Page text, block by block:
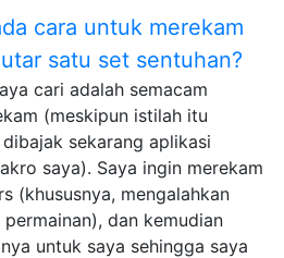
cara untuk merekam
satu set sentuhan?
cari adalah semacam
(meskipun istilah itu
sekarang aplikasi
saya). Saya ingin merekam
(khususnya, mengalahkan
dan kemudian
untuk saya sehingga saya